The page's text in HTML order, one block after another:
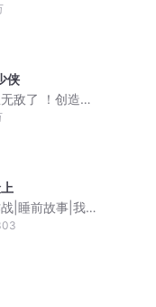
侠
敌了 ！创造力
|睡前故事|我是